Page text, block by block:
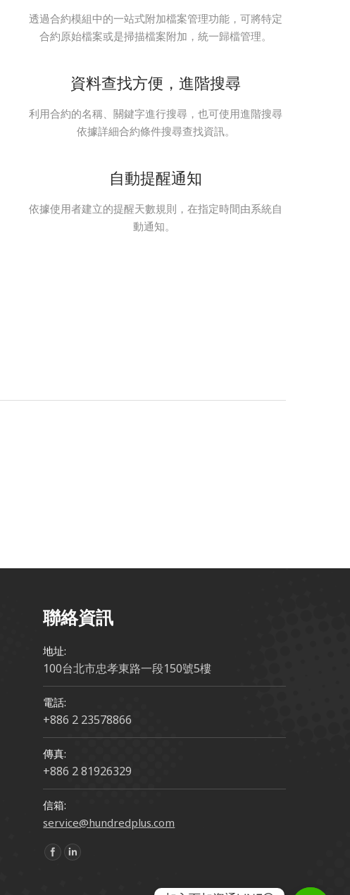
透過合約模組中的一站式附加檔案管理功能，可將特定
合約原始檔案或是掃描檔案附加，統一歸檔管理。
資料查找方便，進階搜尋
利用合約的名稱、關鍵字進行搜尋，也可使用進階搜尋
依據詳細合約條件搜尋查找資訊。
自動提醒通知
依據使用者建立的提醒天數規則，在指定時間由系統自
動通知。
聯絡資訊
地址:
100台北市忠孝東路一段150號5樓
電話:
+886 2 23578866
傳真:
+886 2 81926329
信箱:
service@hundredplus.com
Find us on: